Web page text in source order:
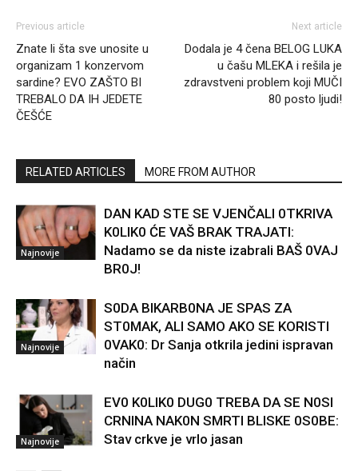
Previous article
Znate li šta sve unosite u
organizam 1 konzervom
sardine? EVO ZAŠTO BI
TREBALO DA IH JEDETE
ČEŠĆE
Next article
Dodala je 4 čena BELOG LUKA
u čašu MLEKA i rešila je
zdravstveni problem koji MUČI
80 posto ljudi!
RELATED ARTICLES MORE FROM AUTHOR
Najnovije
DAN KAD STE SE VJENČALI 0TKRIVA
K0LIK0 ĆE VAŠ BRAK TRAJATI:
Nadamo se da niste izabrali BAŠ 0VAJ
BR0J!
Najnovije
S0DA BIKARB0NA JE SPAS ZA
ST0MAK, ALI SAMO AKO SE KORISTI
0VAK0: Dr Sanja otkrila jedini ispravan
način
Najnovije
EV0 K0LIK0 DUG0 TREBA DA SE N0SI
CRNINA NAK0N SMRTI BLISKE 0S0BE:
Stav crkve je vrlo jasan